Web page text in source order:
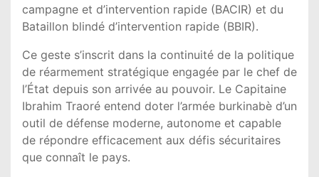
campagne et d’intervention rapide (BACIR) et du
Bataillon blindé d’intervention rapide (BBIR).
Ce geste s’inscrit dans la continuité de la politique
de réarmement stratégique engagée par le chef de
l’État depuis son arrivée au pouvoir. Le Capitaine
Ibrahim Traoré entend doter l’armée burkinabè d’un
outil de défense moderne, autonome et capable
de répondre efficacement aux défis sécuritaires
que connaît le pays.